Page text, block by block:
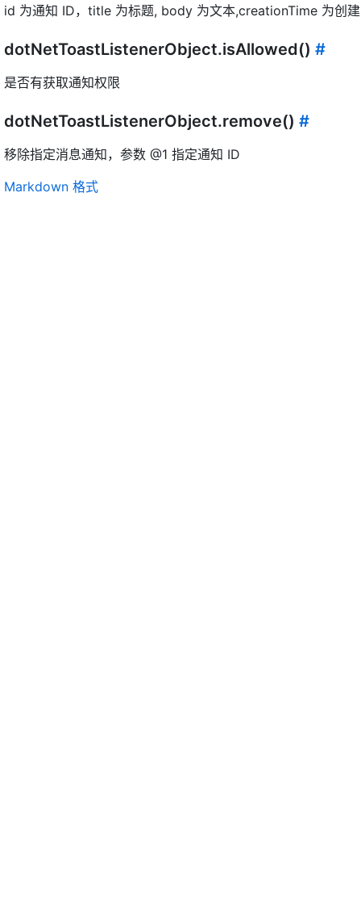
id 为通知 ID，title 为标题, body 为文本,creationTime 为创
dotNetToastListenerObject.isAllowed() #
是否有获取通知权限
dotNetToastListenerObject.remove() #
移除指定消息通知，参数 @1 指定通知 ID
Markdown 格式